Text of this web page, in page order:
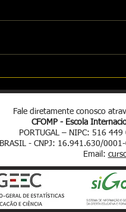
Fale diretamente conosco
CFOMP - Escola
PORTUGAL – NIPC: 516
BRASIL - CNPJ: 16.941.630/
Email: